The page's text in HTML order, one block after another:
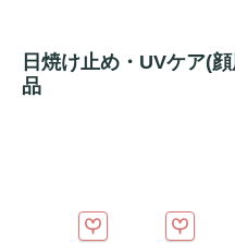
日焼け止め・UVケア(
品